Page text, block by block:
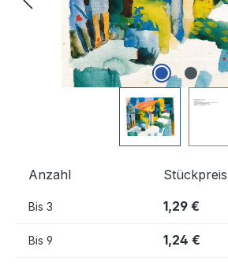
Anzahl Stückpreis
Bis 3 1,29 €
Bis 9 1,24 €